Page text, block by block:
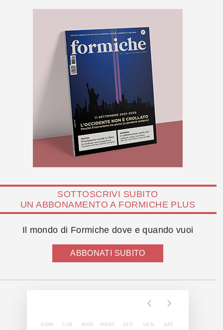
SOTTOSCRIVI SUBITO
UN ABBONAMENTO A FORMICHE PLUS
Il mondo di Formiche dove e quando vuoi
ABBONATI SUBITO
DOM LUN MAR MERC GIO VEN SAT